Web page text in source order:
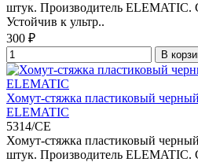
штук. Производитель ELEMATIC.
Устойчив к ультр..
300 ₽
В
Хомут-стяжка пластиковый
ELEMATIC
5314/CE
Хомут-стяжка пластиковый
штук. Производитель